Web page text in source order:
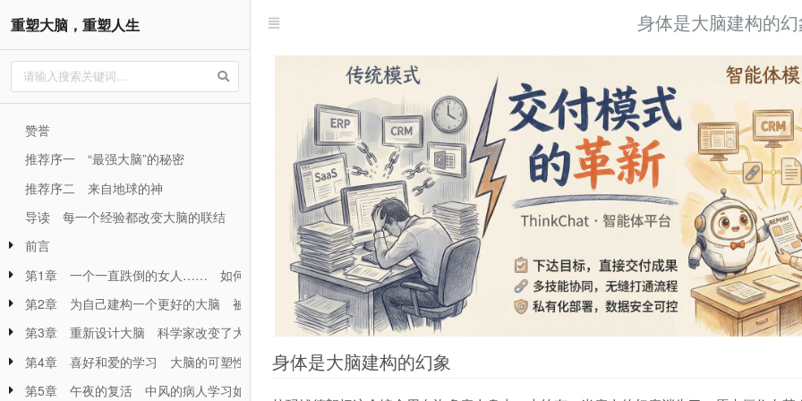
重塑大脑，重塑人生
赞誉
推荐序一 “最强大脑”的秘密
推荐序二 来自地球的神
导读 每一个经验都改变大脑的联结
前言
第1章 一个一直跌倒的女人…… 如何因为人类感官有可塑性的发现而得救
第2章 为自己建构一个更好的大脑 被贴上『智障』标签的女人如何自我疗愈
第3章 重新设计大脑 科学家改变了大脑的知觉、记忆、思考和学习
第4章 喜好和爱的学习 大脑的可塑性教导我们对性的吸引力和爱
第5章 午夜的复活 中风的病人学习如何行动与说话
身体是大脑建构的
身体是大脑建构的幻象